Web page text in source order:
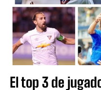
El top 3 de